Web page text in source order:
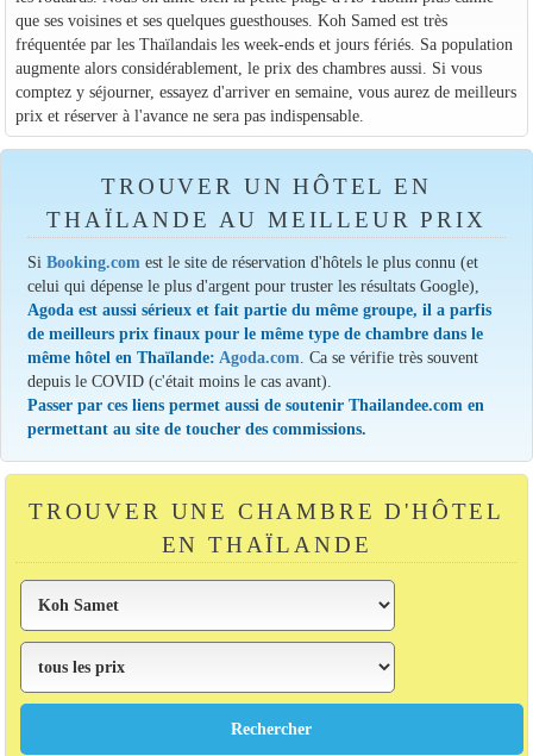
que ses voisines et ses quelques guesthouses. Koh Samed est très
fréquentée par les Thaïlandais les week-ends et jours fériés. Sa population
augmente alors considérablement, le prix des chambres aussi. Si vous
comptez y séjourner, essayez d'arriver en semaine, vous aurez de meilleurs
prix et réserver à l'avance ne sera pas indispensable.
TROUVER UN HÔTEL EN
THAÏLANDE AU MEILLEUR PRIX
SiBooking.com est le site de réservation d'hôtels le plus connu (et
celui qui dépense le plus d'argent pour truster les résultats Google),
Agoda est aussi sérieux et fait partie du même groupe, il a parfis
de meilleurs prix finaux pour le même type de chambre dans le
même hôtel en Thaïlande: Agoda.com . Ca se vérifie très souvent
depuis le COVID (c'était moins le cas avant).
Passer par ces liens permet aussi de soutenir Thailandee.com en
permettant au site de toucher des commissions.
TROUVER UNE CHAMBRE D'HÔTEL
EN THAÏLANDE